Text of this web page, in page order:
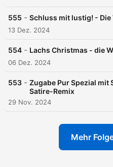
555 - Schluss mit lustig! - Die
13 Dez. 2024
554 - Lachs Christmas - die
06 Dez. 2024
553 - Zugabe Pur Spezial mit
Satire-Remix
29 Nov. 2024
Mehr